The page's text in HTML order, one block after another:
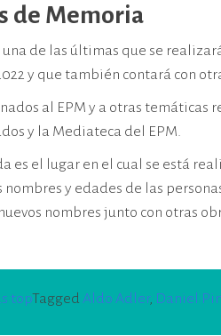
de Memoria
de las últimas que se
y que también contará con
al EPM y a otras
y la Mediateca del EPM.
es el lugar en el cual se está
nombres y edades de las
nombres junto con otras
topTagged Aldo Adler, Daniel